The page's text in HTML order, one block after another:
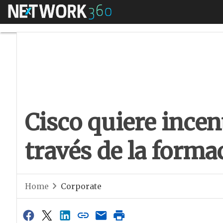
Menú
Cisco quiere
través de la
Home Corporate